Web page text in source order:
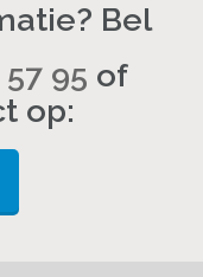
Bel
95 of
op: